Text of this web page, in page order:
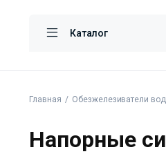
Каталог
Главная Обезжелезиватели
Напорные